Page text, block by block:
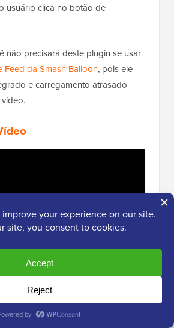
usuário clica no botão de
não precisará deste plugin se usar
Feed da Smash Balloon, pois ele
e carregamento atrasado